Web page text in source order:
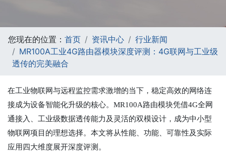
您现在的位置： 首页 资讯中心
行业新闻
MR100A工业4G路由器模块深度评测：4G联网与工业级
透传的完美融合
在工业物联网与远程监控需求激增的当下，稳定高效的网络连
接成为设备智能化升级的核心。MR100A路由模块凭借4G全网
通接入、工业级数据透传能力及灵活的双模设计，成为中小型
物联网项目的理想选择。本文将从性能、功能、可靠性及实际
应用四大维度展开深度评测。